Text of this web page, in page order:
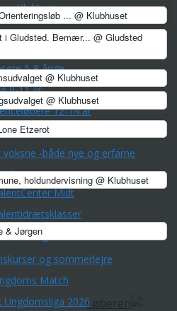
Klubture
5-8 årige
9-11 år
12-14 år
15-21 år
voksne -både nye og erfarne
Midt
Horsens
og sommerlejre
Match
Ungdomsliga 2026
... @ Klubhuset
i Gludsted. Bemær... @ Gludsted
@ Klubhuset
@ Klubhuset
Etzerot
holdundervisning @ Klubhuset
& Jørgen